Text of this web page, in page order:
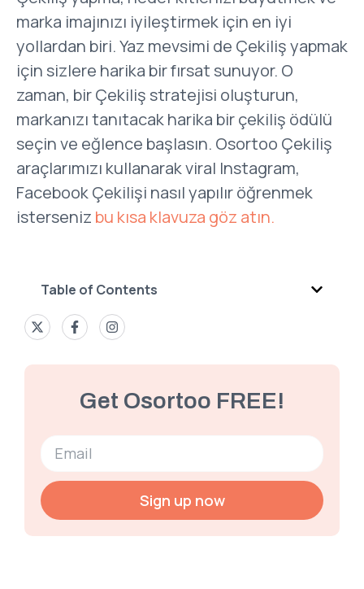
marka imajınızı iyileştirmek için en iyi
yollardan biri. Yaz mevsimi de Çekiliş yapmak
için sizlere harika bir fırsat sunuyor. O
zaman, bir Çekiliş stratejisi oluşturun,
markanızı tanıtacak harika bir çekiliş ödülü
seçin ve eğlence başlasın. Osortoo Çekiliş
araçlarımızı kullanarak viral Instagram,
Facebook Çekilişi nasıl yapılır öğrenmek
isterseniz bu kısa klavuza göz atın.
Table of Contents
Get Osortoo FREE!
Sign up now